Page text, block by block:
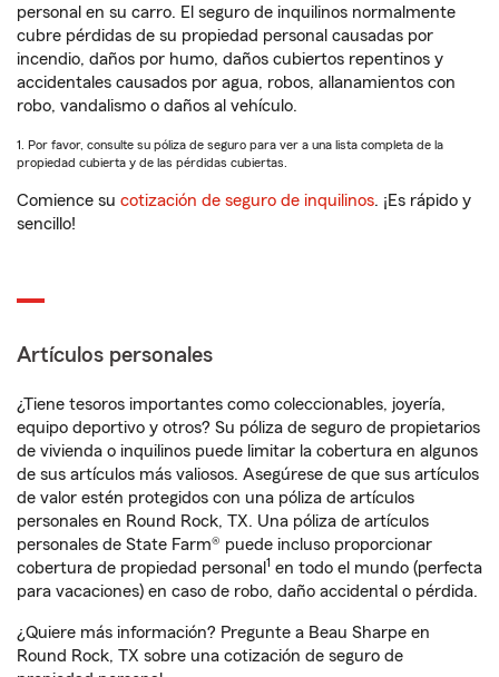
personal en su carro. El seguro de inquilinos normalmente
cubre pérdidas de su propiedad personal causadas por
incendio, daños por humo, daños cubiertos repentinos y
accidentales causados por agua, robos, allanamientos con
robo, vandalismo o daños al vehículo.
1. Por favor, consulte su póliza de seguro para ver a una lista completa de la
propiedad cubierta y de las pérdidas cubiertas.
Comience su cotización de seguro de inquilinos. ¡Es rápido y
sencillo!
Artículos personales
¿Tiene tesoros importantes como coleccionables, joyería,
equipo deportivo y otros? Su póliza de seguro de propietarios
de vivienda o inquilinos puede limitar la cobertura en algunos
de sus artículos más valiosos. Asegúrese de que sus artículos
de valor estén protegidos con una póliza de artículos
personales en Round Rock, TX. Una póliza de artículos
personales de State Farm® puede incluso proporcionar
cobertura de propiedad personal 1 en todo el mundo (perfecta
para vacaciones) en caso de robo, daño accidental o pérdida.
¿Quiere más información? Pregunte a Beau Sharpe en
Round Rock, TX sobre una cotización de seguro de